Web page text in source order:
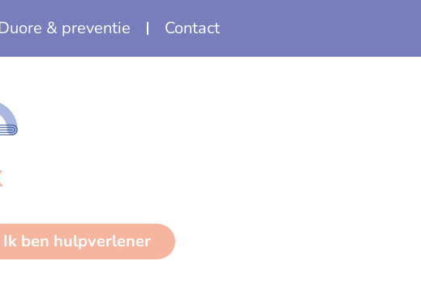
& preventie Contact
Ik ben hulpverlener